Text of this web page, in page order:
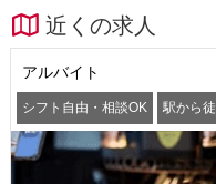
近くの求人
アルバイト
シフト自由・相談OK 駅から